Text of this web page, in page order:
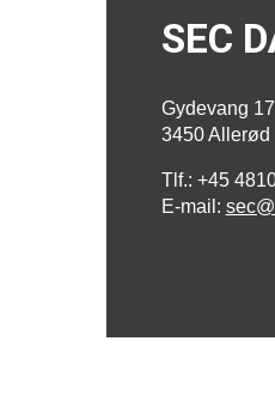
SEC
Gydevang
3450 Allerød
Tlf.: +45
E-mail: